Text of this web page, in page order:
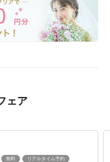
ェア
無料 リアルタイム予約